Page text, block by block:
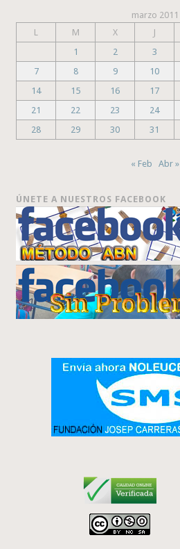
marzo 2011
L
M X J
1
2 3
7
8 9 10
14
15 16 17
21
22 23 24
28
29 30 31
« Feb Abr »
ÚNETE A NUESTROS FACEBOOK